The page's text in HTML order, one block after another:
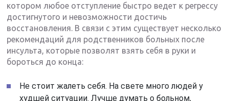
котором любое отступление быстро ведет к регрессу
достигнутого и невозможности достичь
восстановления. В связи с этим существует несколько
рекомендаций для родственников больных после
инсульта, которые позволят взять себя в руки и
бороться до конца:
Не стоит жалеть себя. На свете много людей у
худшей ситуации. Лучше думать о больном,